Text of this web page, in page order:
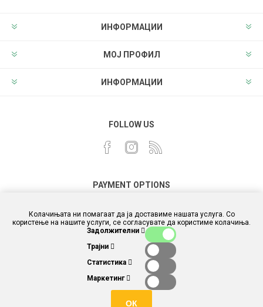
ИНФОРМАЦИИ
МОЈ ПРОФИЛ
ИНФОРМАЦИИ
FOLLOW US
PAYMENT OPTIONS
Колачињата ни помагаат да ја доставиме нашата услуга. Со
користење на нашите услуги, се согласувате да користиме колачиња.
Задолжителни
Трајни
Статистика
Маркетинг
ОК